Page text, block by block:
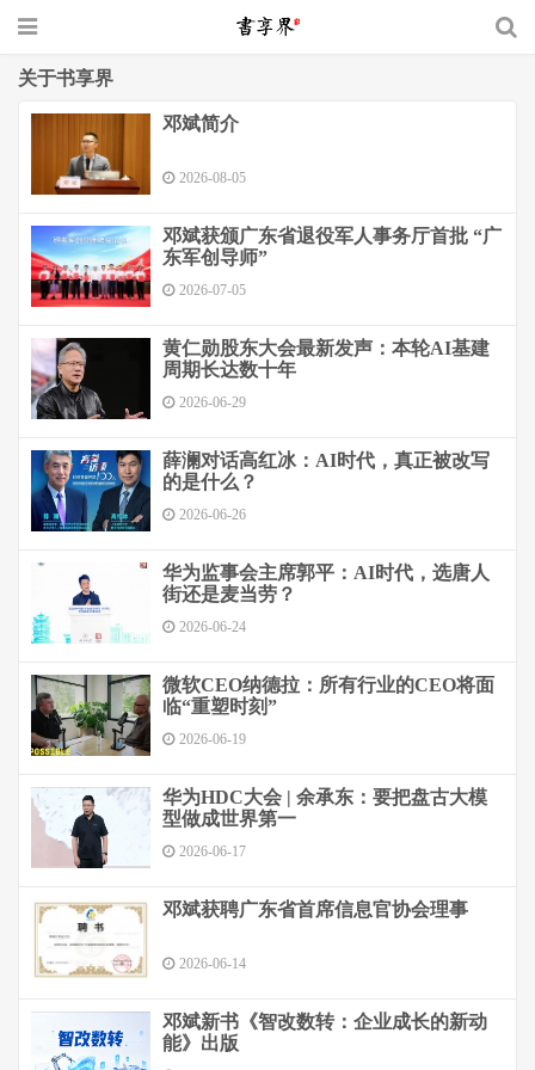
关于书享界
邓斌简介
2026-08-05
邓斌获颁广东省退役军人事务厅首批 “广
东军创导师”
2026-07-05
黄仁勋股东大会最新发声：本轮AI基建
周期长达数十年
2026-06-29
薛澜对话高红冰：AI时代，真正被改写
的是什么？
2026-06-26
华为监事会主席郭平：AI时代，选唐人
街还是麦当劳？
2026-06-24
微软CEO纳德拉：所有行业的CEO将面
临“重塑时刻”
2026-06-19
华为HDC大会 | 余承东：要把盘古大模
型做成世界第一
2026-06-17
邓斌获聘广东省首席信息官协会理事
2026-06-14
邓斌新书《智改数转：企业成长的新动
能》出版